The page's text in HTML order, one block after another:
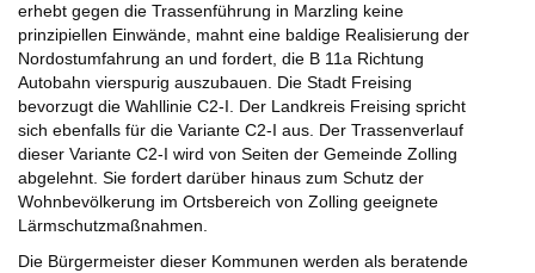
erhebt gegen die Trassenführung in Marzling keine
prinzipiellen Einwände, mahnt eine baldige Realisierung der
Nordostumfahrung an und fordert, die B 11a Richtung
Autobahn vierspurig auszubauen. Die Stadt Freising
bevorzugt die Wahllinie C2-I. Der Landkreis Freising spricht
sich ebenfalls für die Variante C2-I aus. Der Trassenverlauf
dieser Variante C2-I wird von Seiten der Gemeinde Zolling
abgelehnt. Sie fordert darüber hinaus zum Schutz der
Wohnbevölkerung im Ortsbereich von Zolling geeignete
Lärmschutzmaßnahmen.
Die Bürgermeister dieser Kommunen werden als beratende